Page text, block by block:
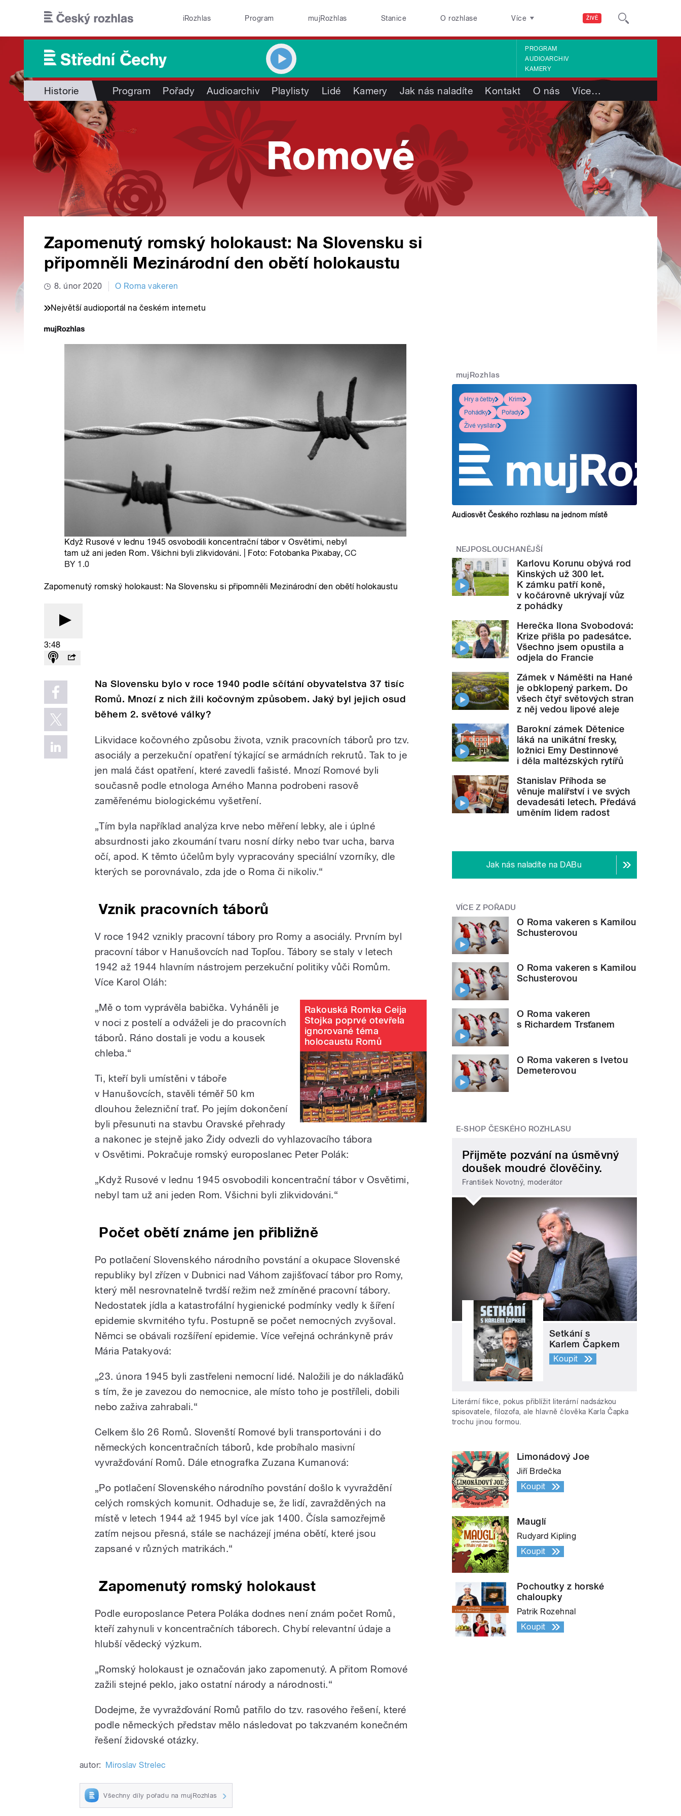
ŽIVĚ
iRozhlas Program mujRozhlas Stanice O rozhlase Více
PROGRAM
AUDIOARCHIV
KAMERY
Historie Program Pořady Audioarchiv Playlisty Lidé Kamery Jak nás naladíte Kontakt O nás Více…
Zapomenutý romský holokaust: Na Slovensku si
připomněli Mezinárodní den obětí holokaustu
8. únor 2020 O Roma vakeren
Největší audioportál na českém internetu
Když Rusové v lednu 1945 osvobodili koncentrační tábor v Osvětimi, nebyl
tam už ani jeden Rom. Všichni byli zlikvidováni. | Foto: Fotobanka Pixabay,CC
BY 1.0
Zapomenutý romský holokaust: Na Slovensku si připomněli Mezinárodní den obětí holokaustu
3:48
Na Slovensku bylo v roce 1940 podle sčítání obyvatelstva 37 tisíc
Romů. Mnozí z nich žili kočovným způsobem. Jaký byl jejich osud
během 2. světové války?
Likvidace kočovného způsobu života, vznik pracovních táborů pro tzv.
asociály a perzekuční opatření týkající se armádních rekrutů. Tak to je
jen malá část opatření, které zavedli fašisté. Mnozí Romové byli
současně podle etnologa Arného Manna podrobeni rasově
zaměřenému biologickému vyšetření.
„Tím byla například analýza krve nebo měření lebky, ale i úplné
absurdnosti jako zkoumání tvaru nosní dírky nebo tvar ucha, barva
očí, apod. K těmto účelům byly vypracovány speciální vzorníky, dle
kterých se porovnávalo, zda jde o Roma či nikoliv.“
Vznik pracovních táborů
V roce 1942 vznikly pracovní tábory pro Romy a asociály. Prvním byl
pracovní tábor v Hanušovcích nad Topľou. Tábory se staly v letech
1942 až 1944 hlavním nástrojem perzekuční politiky vůči Romům.
Více Karol Oláh:
Rakouská Romka Ceija
Stojka poprvé otevřela
ignorované téma
holocaustu Romů
„Mě o tom vyprávěla babička. Vyháněli je
v noci z postelí a odváželi je do pracovních
táborů. Ráno dostali je vodu a kousek
chleba.“
Ti, kteří byli umístěni v táboře
v Hanušovcích, stavěli téměř 50 km
dlouhou železniční trať. Po jejím dokončení
byli přesunuti na stavbu Oravské přehrady
a nakonec je stejně jako Židy odvezli do vyhlazovacího tábora
v Osvětimi. Pokračuje romský europoslanec Peter Polák:
„Když Rusové v lednu 1945 osvobodili koncentrační tábor v Osvětimi,
nebyl tam už ani jeden Rom. Všichni byli zlikvidováni.“
Počet obětí známe jen přibližně
Po potlačení Slovenského národního povstání a okupace Slovenské
republiky byl zřízen v Dubnici nad Váhom zajišťovací tábor pro Romy,
který měl nesrovnatelně tvrdší režim než zmíněné pracovní tábory.
Nedostatek jídla a katastrofální hygienické podmínky vedly k šíření
epidemie skvrnitého tyfu. Postupně se počet nemocných zvyšoval.
Němci se obávali rozšíření epidemie. Více veřejná ochránkyně práv
Mária Patakyová:
„23. února 1945 byli zastřeleni nemocní lidé. Naložili je do náklaďáků
s tím, že je zavezou do nemocnice, ale místo toho je postříleli, dobili
nebo zaživa zahrabali.“
Celkem šlo 26 Romů. Slovenští Romové byli transportováni i do
německých koncentračních táborů, kde probíhalo masivní
vyvražďování Romů. Dále etnografka Zuzana Kumanová:
„Po potlačení Slovenského národního povstání došlo k vyvraždění
celých romských komunit. Odhaduje se, že lidí, zavražděných na
místě v letech 1944 až 1945 byl více jak 1400. Čísla samozřejmě
zatím nejsou přesná, stále se nacházejí jména obětí, které jsou
zapsané v různých matrikách.“
Zapomenutý romský holokaust
Podle europoslance Petera Poláka dodnes není znám počet Romů,
kteří zahynuli v koncentračních táborech. Chybí relevantní údaje a
hlubší vědecký výzkum.
„Romský holokaust je označován jako zapomenutý. A přitom Romové
zažili stejné peklo, jako ostatní národy a národnosti.“
Dodejme, že vyvražďování Romů patřilo do tzv. rasového řešení, které
podle německých představ mělo následovat po takzvaném konečném
řešení židovské otázky.
autor: Miroslav Strelec
Všechny díly pořadu na mujRozhlas
mujRozhlas
Hry a četby
Krimi
Pohádky
Pořady
Živé vysílání
Audiosvět Českého rozhlasu na jednom místě
NEJPOSLOUCHANĚJŠÍ
Karlovu Korunu obývá rod
Kinských už 300 let.
K zámku patří koně,
v kočárovně ukrývají vůz
z pohádky
Herečka Ilona Svobodová:
Krize přišla po padesátce.
Všechno jsem opustila a
odjela do Francie
Zámek v Náměšti na Hané
je obklopený parkem. Do
všech čtyř světových stran
z něj vedou lipové aleje
Barokní zámek Dětenice
láká na unikátní fresky,
ložnici Emy Destinnové
i děla maltézských rytířů
Stanislav Příhoda se
věnuje malířství i ve svých
devadesáti letech. Předává
uměním lidem radost
Jak nás naladíte na DABu
VÍCE Z POŘADU
O Roma vakeren s Kamilou
Schusterovou
O Roma vakeren s Kamilou
Schusterovou
O Roma vakeren
s Richardem Trsťanem
O Roma vakeren s Ivetou
Demeterovou
E-SHOP ČESKÉHO ROZHLASU
Přijměte pozvání na úsměvný
doušek moudré člověčiny.
František Novotný, moderátor
Setkání s
Karlem Čapkem
Koupit
Literární fikce, pokus přiblížit literární nadsázkou
spisovatele, filozofa, ale hlavně člověka Karla Čapka
trochu jinou formou.
Limonádový Joe
Jiří Brdečka
Koupit
Mauglí
Rudyard Kipling
Koupit
Pochoutky z horské
chaloupky
Patrik Rozehnal
Koupit